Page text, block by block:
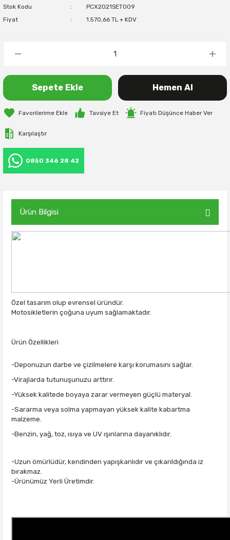
Stok Kodu
PCX2021SET009
Fiyat
1.570,66 TL + KDV
Sepete Ekle Hemen Al
Tavsiye Et Fiyatı Düşünce Haber Ver
Karşılaştır
0850 346 28 42
Ürün Bilgisi
Özel tasarım olup evrensel üründür.
Motosikletlerin çoğuna uyum sağlamaktadır.
Ürün Özellikleri
-Deponuzun darbe ve çizilmelere karşı korumasını sağlar.
-Virajlarda tutunuşunuzu arttırır.
-Yüksek kalitede boyaya zarar vermeyen güçlü materyal.
-Sararma veya solma yapmayan yüksek kalite kabartma
malzeme.
-Benzin, yağ, toz, ısıya ve UV ışınlarına dayanıklıdır.
-Uzun ömürlüdür, kendinden yapışkanlıdır ve çıkarıldığında iz
bırakmaz.
-Ürünümüz Yerli Üretimdir.